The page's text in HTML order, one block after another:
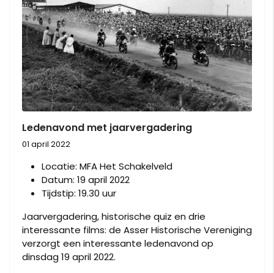
Ledenavond met jaarvergadering
01 april 2022
Locatie: MFA Het Schakelveld
Datum: 19 april 2022
Tijdstip: 19.30 uur
Jaarvergadering, historische quiz en drie
interessante films: de Asser Historische Vereniging
verzorgt een interessante ledenavond op
dinsdag 19 april 2022.